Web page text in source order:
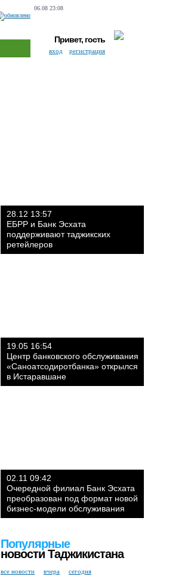
06.08 23:08
Привет, гость
вход регистрация
28.12 13:57
ЕБРР и Банк Эсхата
поддерживают таджикских
ретейлеров
19.05 16:54
Центр банковского обслуживания
«Саноатсодиротбанка» открылся
в Истаравшане
02.11 09:42
Очередной филиал Банк Эсхата
преобразован под формат новой
бизнес-модели обслуживания
Популярные
новости Таджикистана
все новости вчера сегодня